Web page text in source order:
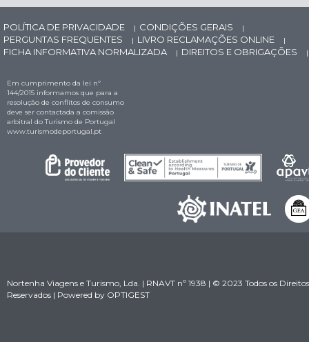
POLÍTICA DE PRIVACIDADE | CONDIÇÕES GERAIS |
PERGUNTAS FREQUENTES | LIVRO RECLAMAÇÕES ONLINE |
FICHA INFORMATIVA NORMALIZADA | DIREITOS E OBRIGAÇÕES |
Em cumprimento da lei nº
144/2015 informamos que para a
resolução de conflitos de consumo
deve ser contactada a comissão
arbitral do Turismo de Portugal
www.turismodeportugal.pt
Nortenha Viagens e Turismo, Lda. | RNAVT nº 1938 | © 2023 Todos os Direitos
Reservados | Powered by OPTIGEST